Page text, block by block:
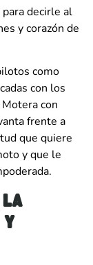
decirle al
y corazón de
como
con los
con
frente a
que quiere
y que le
la